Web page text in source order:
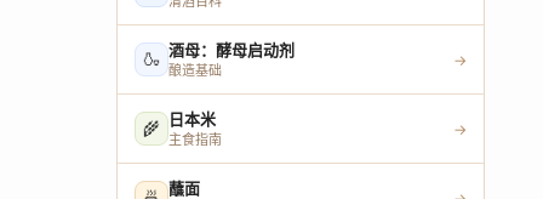
🍶 酒母：酵母启动剂
酿造基础
→
🌾 日本米
主食指南
→
蘸面